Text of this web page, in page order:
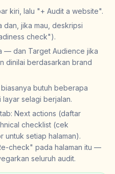
kiri, lalu "+ Audit a website".
dan, jika mau, deskripsi
check").
— dan Target Audience jika
dinilai berdasarkan brand
butuh beberapa
selagi berjalan.
Next actions (daftar
checklist (cek
untuk setiap halaman).
check" pada halaman itu —
seluruh audit.